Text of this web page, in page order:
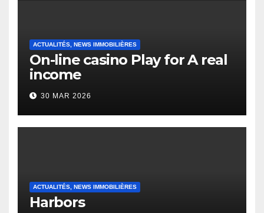
ACTUALITÉS, NEWS IMMOBILIÈRES
On-line casino Play for A real
income
30 MAR 2026
ACTUALITÉS, NEWS IMMOBILIÈRES
Harbors